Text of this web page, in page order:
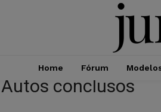
Home Fórum
conclusos